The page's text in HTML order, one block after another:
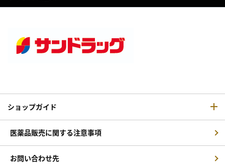
ショップガイド
医薬品販売に関する注意事項
お問い合わせ先